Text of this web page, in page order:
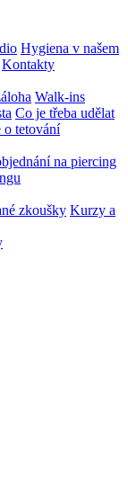
Hygiena v našem
Kontakty
Walk-ins
Co je třeba udělat
o tetování
na piercing
zkoušky Kurzy a